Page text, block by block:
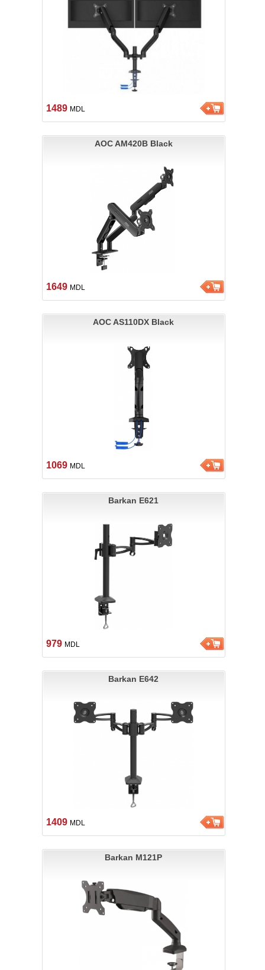
1489 MDL
AOC AM420B Black
1649 MDL
AOC AS110DX Black
1069 MDL
Barkan E621
979 MDL
Barkan E642
1409 MDL
Barkan M121P